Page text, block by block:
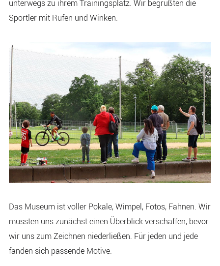
unterwegs zu ihrem Trainingsplatz. Wir begrüßten die
Sportler mit Rufen und Winken.
Das Museum ist voller Pokale, Wimpel, Fotos, Fahnen. Wir
mussten uns zunächst einen Überblick verschaffen, bevor
wir uns zum Zeichnen niederließen. Für jeden und jede
fanden sich passende Motive.